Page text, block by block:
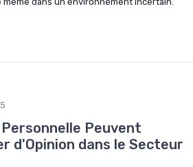
Peuvent
d'Opinion dans le Secteur